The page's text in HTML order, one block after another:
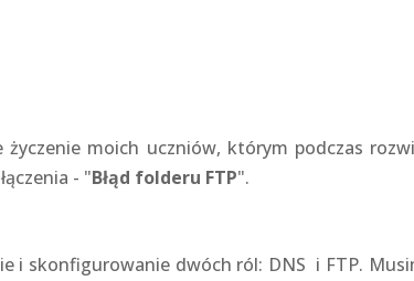
życzenie moich uczniów, którym podczas
- "Błąd folderu FTP".
i skonfigurowanie dwóch ról: DNS i FTP.